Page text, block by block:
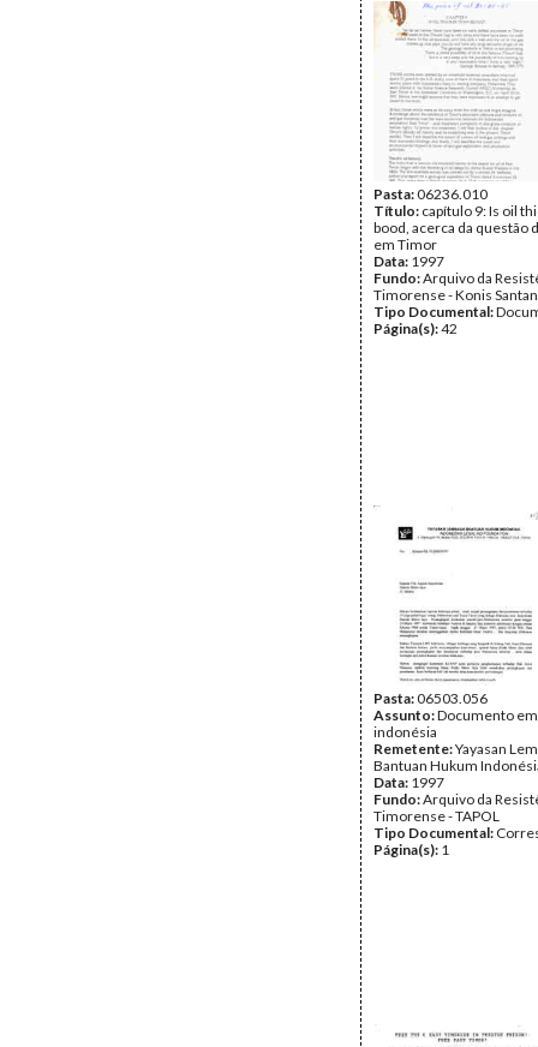
Pasta:06236.010
Título: capítulo 9: Is oil
bood, acerca da questão
em Timor
Data: 1997
Fundo:Arquivo da
Timorense - Konis
Tipo Documental:
Página(s):42
Pasta:06503.056
Assunto:Documento em
indonésia
Remetente:Yayasan
Bantuan Hukum
Data: 1997
Fundo:Arquivo da
Timorense - TAPOL
Tipo Documental:
Página(s): 1